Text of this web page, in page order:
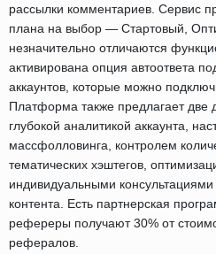
рассылки комментариев. Сервис
плана на выбор — Стартовый,
незначительно отличаются
активирована опция автоответа
аккаунтов, которые можно
Платформа также предлагает две
глубокой аналитикой аккаунта,
массфолловинга, контролем
тематических хэштегов,
индивидуальными
контента. Есть партнерская
рефереры получают 30% от
рефералов.